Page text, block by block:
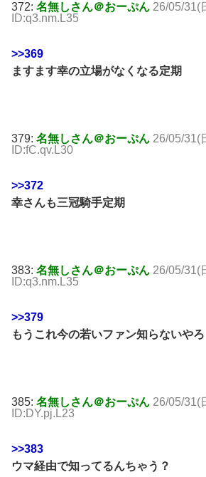
372: 名無しさん＠おーぷん 26/05/31(
ID:q3.nm.L35
>>369
ますます幸の立場がなくなる定期
379: 名無しさん＠おーぷん 26/05/31(
ID:fC.qv.L30
>>372
幸さんも三冠騎手定期
383: 名無しさん＠おーぷん 26/05/31(
ID:q3.nm.L35
>>379
もうこれ今の若いファン知らないやろ
385: 名無しさん＠おーぷん 26/05/31(
ID:DY.pj.L23
>>383
ウマ経由で知ってるんちゃう？